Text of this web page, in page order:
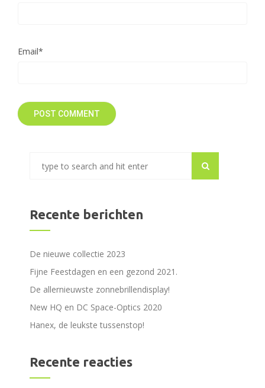
Email*
Recente berichten
De nieuwe collectie 2023
Fijne Feestdagen en een gezond 2021.
De allernieuwste zonnebrillendisplay!
New HQ en DC Space-Optics 2020
Hanex, de leukste tussenstop!
Recente reacties